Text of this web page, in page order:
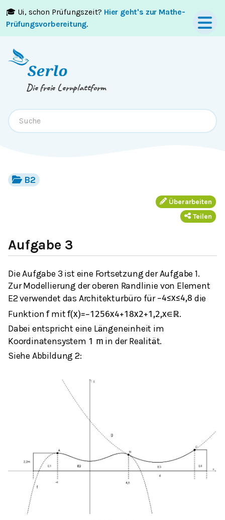
🎓 Ui, schon Prüfungszeit? Hier geht's zur Mathe-
Prüfungsvorbereitung.
Springe zumInhaltoderFooter
Die freie Lernplattform
B2
Überarbeiten
Teilen
Aufgabe 3
Die Aufgabe 3 ist eine Fortsetzung der Aufgabe 1.
Zur Modellierung der oberen Randlinie von Element
E2 verwendet das Architekturbüro für −4≤x≤4,8 die
Funktion fmitf(x)=−1 256x4+18x2+1,2,x∈ ℝ.
Dabei entspricht eine Längeneinheit im
Koordinatensystem 1 m in der Realität.
Siehe Abbildung 2: